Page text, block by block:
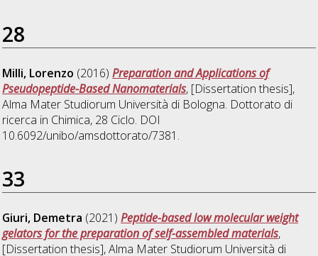
28
Milli, Lorenzo (2016)Preparation and Applications of
Pseudopeptide-Based Nanomaterials, [Dissertation thesis],
Alma Mater Studiorum Università di Bologna. Dottorato di
ricerca in Chimica, 28 Ciclo. DOI
10.6092/unibo/amsdottorato/7381.
33
Giuri, Demetra (2021)Peptide-based low molecular weight
gelators for the preparation of self-assembled materials,
[Dissertation thesis], Alma Mater Studiorum Università di